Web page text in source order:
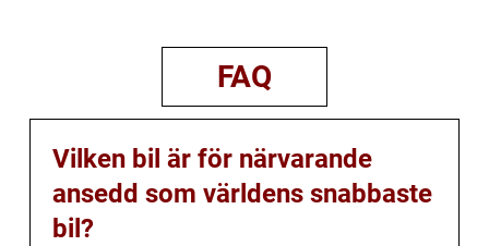
FAQ
Vilken bil är för närvarande
ansedd som världens snabbaste
bil?